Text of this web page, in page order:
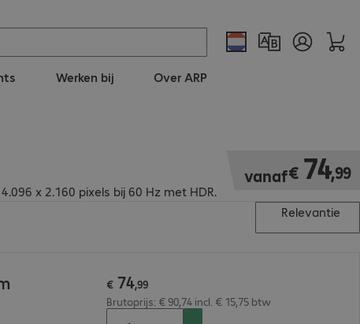
Werken bij Over ARP
x 2.160 pixels bij 60 Hz met HDR.
vanaf€ 74,99
€ 74,99
Relevantie
€ 74,99
Brutoprijs: € 90,74 incl. € 15,75 btw